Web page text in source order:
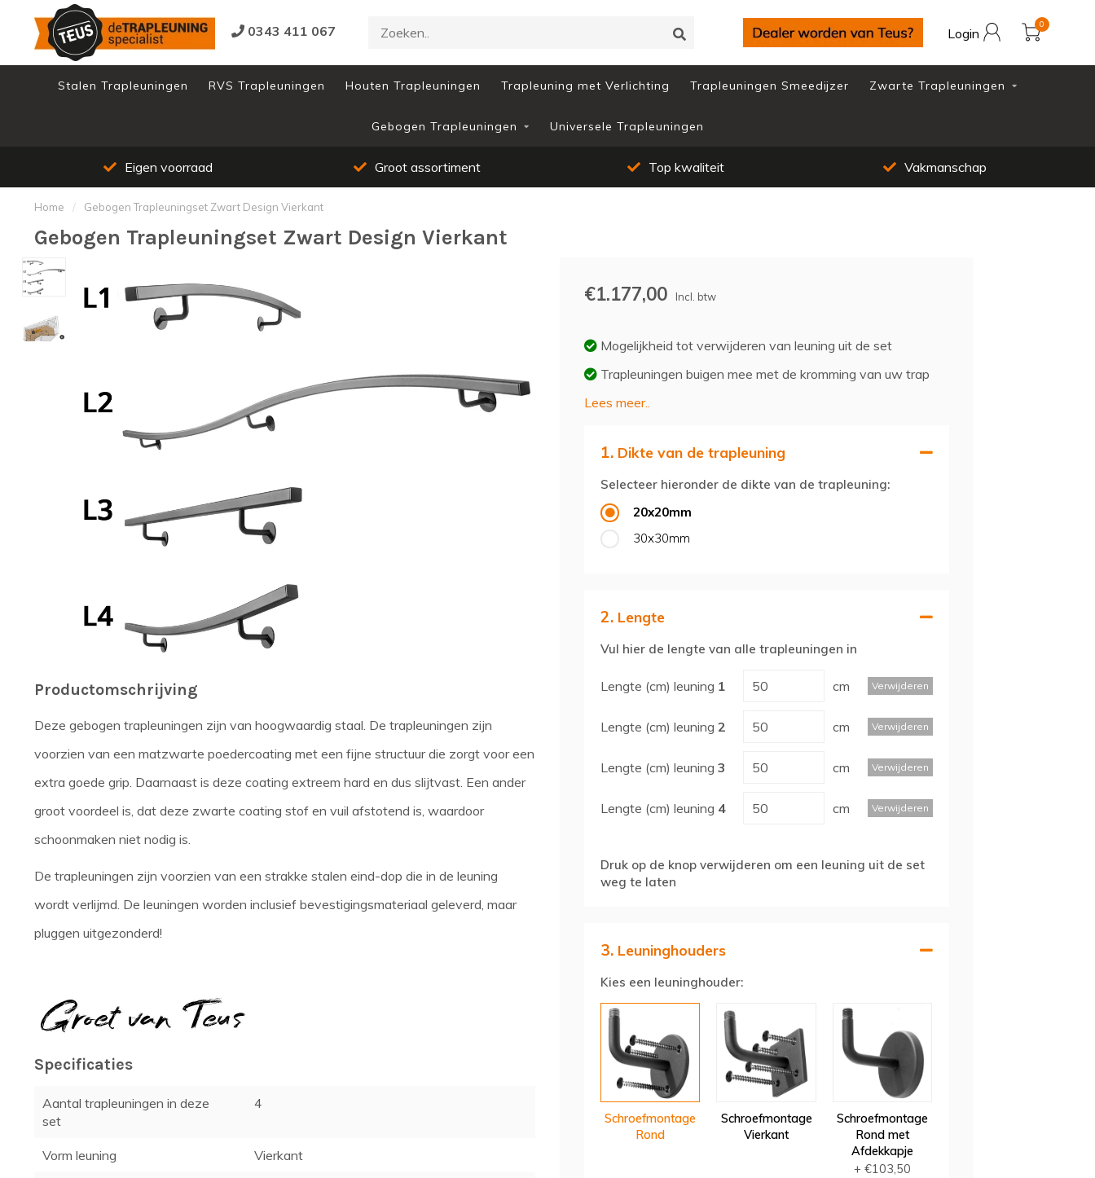
0343 411 067 Login
0
Stalen Trapleuningen RVS Trapleuningen Houten Trapleuningen Trapleuning met Verlichting Trapleuningen Smeedijzer Zwarte Trapleuningen
Gebogen Trapleuningen Universele Trapleuningen
Eigen voorraad Groot assortiment Top kwaliteit Vakmanschap
Home / Gebogen Trapleuningset Zwart Design Vierkant
Gebogen Trapleuningset Zwart Design Vierkant
Productomschrijving
Deze gebogen trapleuningen zijn van hoogwaardig staal. De trapleuningen zijn
voorzien van een matzwarte poedercoating met een fijne structuur die zorgt voor een
extra goede grip. Daarnaast is deze coating extreem hard en dus slijtvast. Een ander
groot voordeel is, dat deze zwarte coating stof en vuil afstotend is, waardoor
schoonmaken niet nodig is.
De trapleuningen zijn voorzien van een strakke stalen eind-dop die in de leuning
wordt verlijmd. De leuningen worden inclusief bevestigingsmateriaal geleverd, maar
pluggen uitgezonderd!
Specificaties
Aantal trapleuningen in deze
set
4
Vorm leuning Vierkant
€1.177,00 Incl. btw
Mogelijkheid tot verwijderen van leuning uit de set
Trapleuningen buigen mee met de kromming van uw trap
Lees meer..
1. Dikte van de trapleuning
Selecteer hieronder de dikte van de trapleuning:
20x20mm
30x30mm
2. Lengte
Vul hier de lengte van alle trapleuningen in
Lengte (cm) leuning 1 cm Verwijderen
Lengte (cm) leuning 2 cm Verwijderen
Lengte (cm) leuning 3 cm Verwijderen
Lengte (cm) leuning 4 cm Verwijderen
Druk op de knop verwijderen om een leuning uit de set
weg te laten
3. Leuninghouders
Kies een leuninghouder:
Schroefmontage
Rond
Schroefmontage
Vierkant
Schroefmontage
Rond met
Afdekkapje
+ €103,50